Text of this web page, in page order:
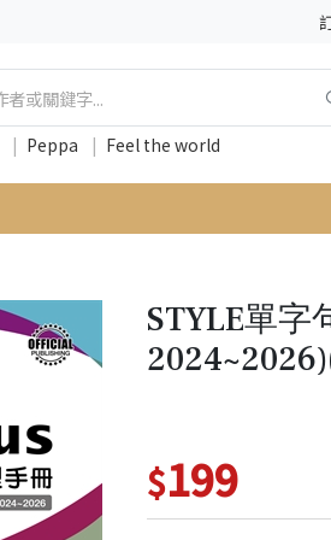
| Peppa | Feel the world
STYLE單字
$199